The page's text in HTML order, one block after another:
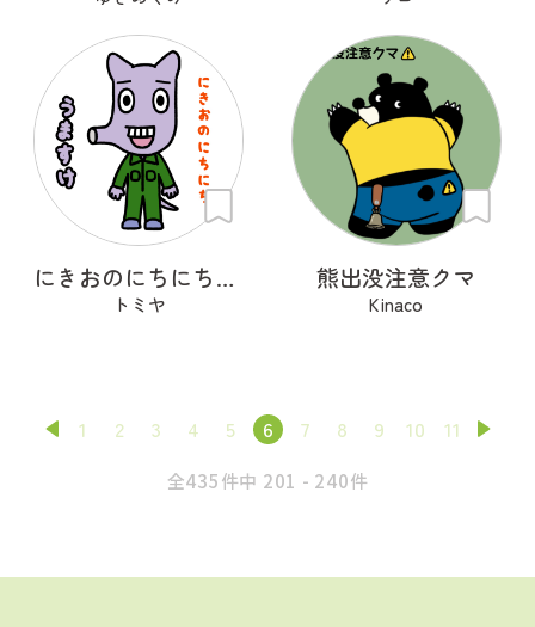
にきおのにちにち・うますけ
トミヤ
熊出没注意クマ
Kinaco
1 2 3 4 5 6 7 8 9 10 11
全435件中 201 - 240件